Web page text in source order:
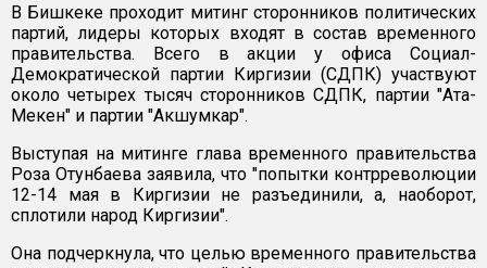
В Бишкеке проходит митинг сторонников политических
партий, лидеры которых входят в состав временного
правительства. Всего в акции у офиса Социал-
Демократической партии Киргизии (СДПК) участвуют
около четырех тысяч сторонников СДПК, партии "Ата-
Мекен" и партии "Акшумкар".
Выступая на митинге глава временного правительства
Роза Отунбаева заявила, что "попытки контрреволюции
12-14 мая в Киргизии не разъединили, а, наоборот,
сплотили народ Киргизии".
Она подчеркнула, что целью временного правительства